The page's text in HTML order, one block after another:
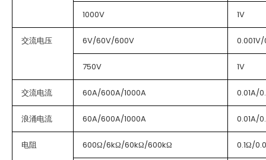
1000V 1V
交流电压 6V/60V/600V 0.001V/
750V 1V
交流电流 60A/600A/1000A 0.01A/
浪涌电流 60A/600A/1000A 0.01A/
电阻 600Ω/6kΩ/60kΩ/600kΩ 0.1Ω/